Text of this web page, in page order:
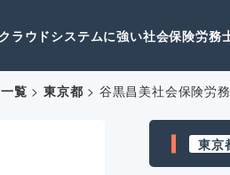
クラウドシステムに強い社会保険労務
覧 >東京都 > 谷黒昌美社会保険労
東京